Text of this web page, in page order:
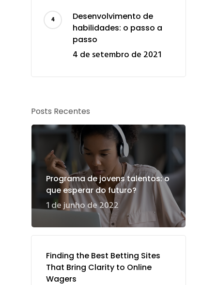
Desenvolvimento de
habilidades: o passo a
passo
4 de setembro de 2021
Posts Recentes
Programa de jovens talentos: o
que esperar do futuro?
1 de junho de 2022
Finding the Best Betting Sites
That Bring Clarity to Online
Wagers